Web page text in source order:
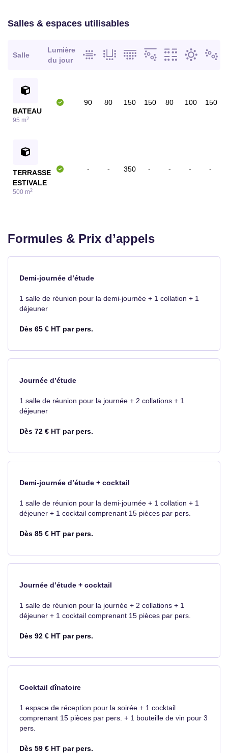
Salles & espaces utilisables
Salle
Lumière
du jour
BATEAU
95 m2
90 80 150 150 80 100 150
TERRASSE
ESTIVALE
500 m2
- - 350 - - - -
Formules & Prix d’appels
Demi-journée d’étude
1 salle de réunion pour la demi-journée + 1 collation + 1
déjeuner
Dès 65 € HT par pers.
Journée d’étude
1 salle de réunion pour la journée + 2 collations + 1
déjeuner
Dès 72 € HT par pers.
Demi-journée d’étude + cocktail
1 salle de réunion pour la demi-journée + 1 collation + 1
déjeuner + 1 cocktail comprenant 15 pièces par pers.
Dès 85 € HT par pers.
Journée d’étude + cocktail
1 salle de réunion pour la journée + 2 collations + 1
déjeuner + 1 cocktail comprenant 15 pièces par pers.
Dès 92 € HT par pers.
Cocktail dînatoire
1 espace de réception pour la soirée + 1 cocktail
comprenant 15 pièces par pers. + 1 bouteille de vin pour 3
pers.
Dès 59 € HT par pers.